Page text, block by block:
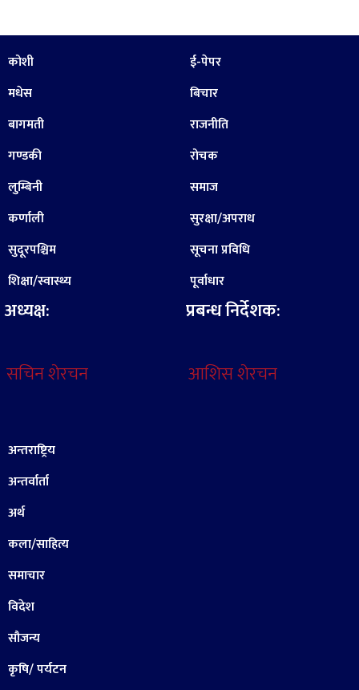
कोशी
मधेस
बागमती
गण्डकी
लुम्बिनी
कर्णाली
सुदूरपश्चिम
शिक्षा/स्वास्थ्य
अध्यक्ष:
सचिन शेरचन
ई-पेपर
बिचार
राजनीति
रोचक
समाज
सुरक्षा/अपराध
सूचना प्रविधि
पूर्वाधार
प्रबन्ध निर्देशक:
आशिस शेरचन
अन्तराष्ट्रिय
अन्तर्वार्ता
अर्थ
कला/साहित्य
समाचार
विदेश
सौजन्य
कृषि/ पर्यटन